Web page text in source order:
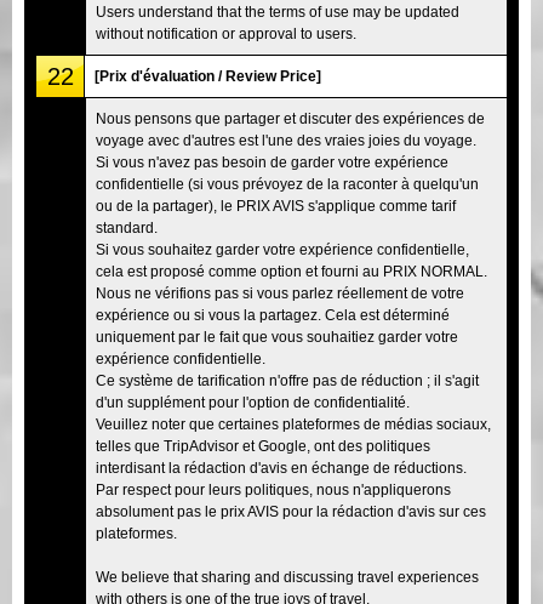
Users understand that the terms of use may be updated
without notification or approval to users.
22 [Prix d'évaluation / Review Price]
Nous pensons que partager et discuter des expériences de
voyage avec d'autres est l'une des vraies joies du voyage.
Si vous n'avez pas besoin de garder votre expérience
confidentielle (si vous prévoyez de la raconter à quelqu'un
ou de la partager), le PRIX AVIS s'applique comme tarif
standard.
Si vous souhaitez garder votre expérience confidentielle,
cela est proposé comme option et fourni au PRIX NORMAL.
Nous ne vérifions pas si vous parlez réellement de votre
expérience ou si vous la partagez. Cela est déterminé
uniquement par le fait que vous souhaitiez garder votre
expérience confidentielle.
Ce système de tarification n'offre pas de réduction ; il s'agit
d'un supplément pour l'option de confidentialité.
Veuillez noter que certaines plateformes de médias sociaux,
telles que TripAdvisor et Google, ont des politiques
interdisant la rédaction d'avis en échange de réductions.
Par respect pour leurs politiques, nous n'appliquerons
absolument pas le prix AVIS pour la rédaction d'avis sur ces
plateformes.
We believe that sharing and discussing travel experiences
with others is one of the true joys of travel.